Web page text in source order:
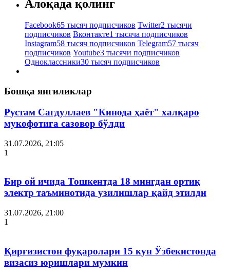
Алоқада қолинг
Facebook65 тысяч подписчиков Twitter2 тысячи
подписчиков Вконтакте1 тысяча подписчиков
Instagram58 тысяч подписчиков Telegram57 тысяч
подписчиков Youtube3 тысячи подписчиков
Одноклассники30 тысяч подписчиков
Бошқа янгиликлар
Рустам Сагдуллаев "Кинода ҳаёт" халқаро
мукофотига сазовор бўлди
31.07.2026, 21:05
1
Бир ой ичида Тошкентда 18 мингдан ортиқ
электр таъминотида узилишлар қайд этилди
31.07.2026, 21:00
1
Қирғизистон фуқаролари 15 кун Ўзбекистонда
визасиз юришлари мумкин